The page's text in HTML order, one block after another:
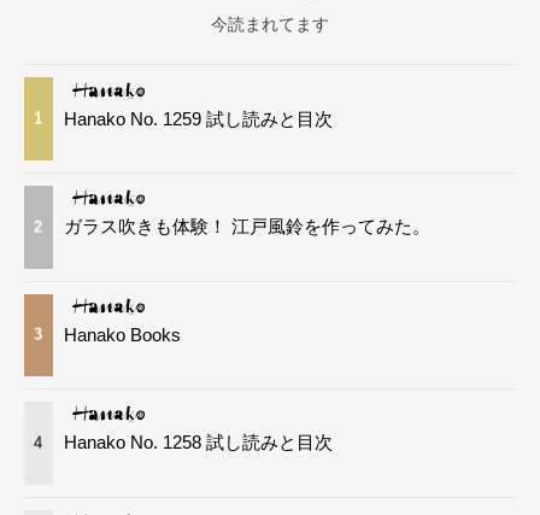
今読まれてます
1 Hanako No. 1259 試し読みと目次
2 ガラス吹きも体験！ 江戸風鈴を作ってみた。
3 Hanako Books
4 Hanako No. 1258 試し読みと目次